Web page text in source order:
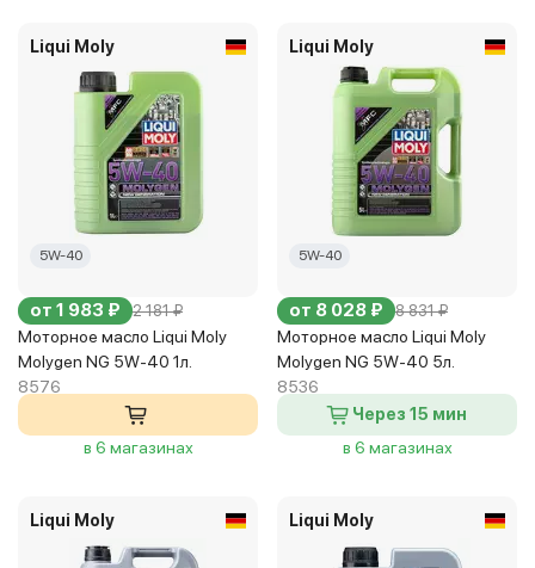
Liqui Moly
5W-40
от 1 983 ₽ 2 181 ₽
Моторное масло Liqui Moly
Molygen NG 5W-40 1л.
8576
в 6 магазинах
Liqui Moly
5W-40
от 8 028 ₽ 8 831 ₽
Моторное масло Liqui Moly
Molygen NG 5W-40 5л.
8536
Через 15 мин
в 6 магазинах
Liqui Moly Liqui Moly